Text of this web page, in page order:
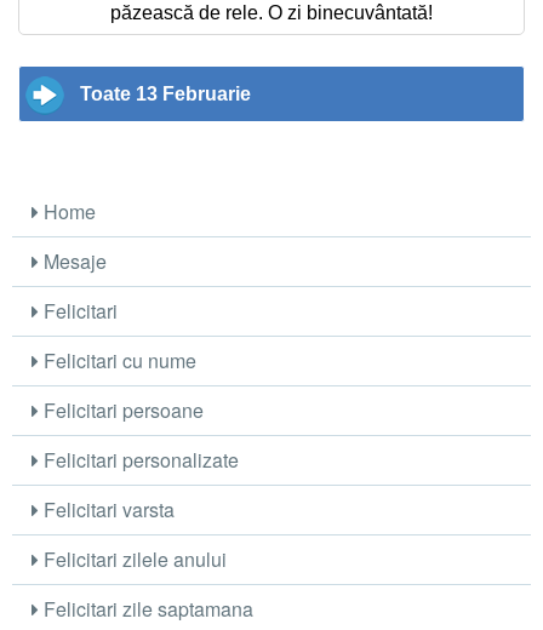
păzească de rele. O zi binecuvântată!
Toate 13 Februarie
Home
Mesaje
Felicitari
Felicitari cu nume
Felicitari persoane
Felicitari personalizate
Felicitari varsta
Felicitari zilele anului
Felicitari zile saptamana